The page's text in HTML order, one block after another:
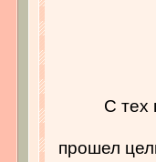
С тех
прошел